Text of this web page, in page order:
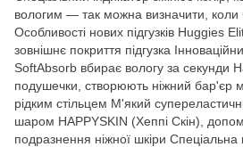
вологим — так можна визначити, коли
Особливості нових підгузків Huggies
зовнішнє покриття підгузка
SoftAbsorb вбирає вологу за секунди
подушечки, створюють ніжний бар'єр
рідким стільцем М'який
шаром HAPPYSKIN (Хеппі Скін),
подразнення ніжної шкіри